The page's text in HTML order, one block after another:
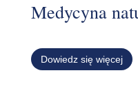
Medycyna
Dowiedz się więcej